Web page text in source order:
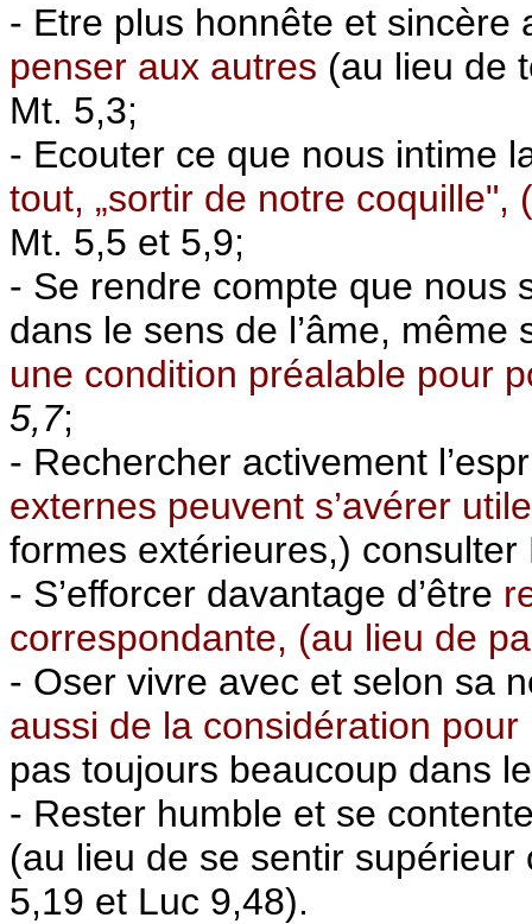
- Etre plus honnête et
penser aux autres (au lieu de
Mt. 5,3;
- Ecouter ce que nous intime
tout, „sortir de notre coquille", (
Mt. 5,5 et 5,9;
- Se rendre compte que nous
dans le sens de l’âme,
une condition préalable pour
5,7;
- Rechercher activement
externes peuvent s’avérer
formes extérieures,)
- S’efforcer davantage d’être
correspondante, (au lieu de
- Oser vivre avec et selon sa
aussi de la considération
pas toujours beaucoup dans
- Rester humble et se
(au lieu de se sentir
5,19 et Luc 9,48).